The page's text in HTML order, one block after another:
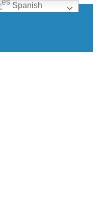
Spanish